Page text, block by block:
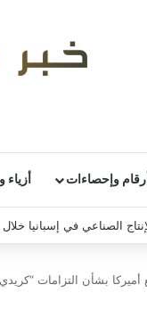
أرقام وإحصاءات
الصناعي في إسبانيا خلال
بشأن التزامات